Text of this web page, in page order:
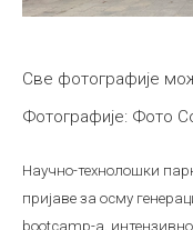
Све фотографије
Фотографије: Фото
Научно-технолошки
пријаве за осму
bootcamp-a,